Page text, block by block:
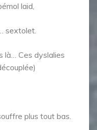
laid,
sextolet.
là… Ces dyslalies
plus tout bas.